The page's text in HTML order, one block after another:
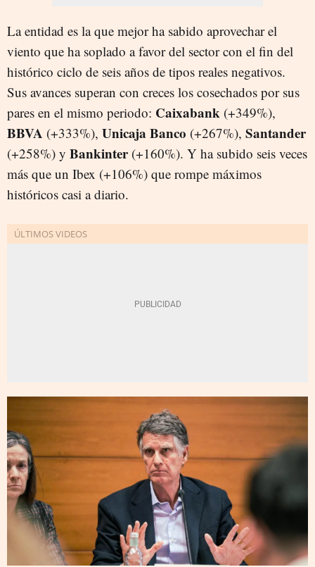
La entidad es la que mejor ha sabido aprovechar el
viento que ha soplado a favor del sector con el fin del
histórico ciclo de seis años de tipos reales negativos.
Sus avances superan con creces los cosechados por sus
pares en el mismo periodo: Caixabank (+349%),
BBVA (+333%), Unicaja Banco (+267%), Santander
(+258%) y Bankinter(+160%). Y ha subido seis veces
más que un Ibex (+106%) que rompe máximos
históricos casi a diario.